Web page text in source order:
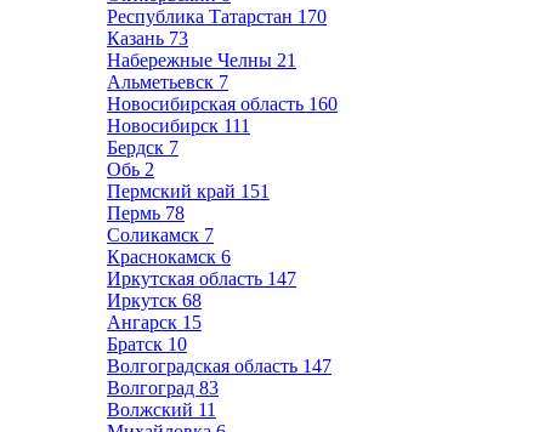
Республика Татарстан 170
Казань 73
Набережные Челны 21
Альметьевск 7
Новосибирская область 160
Новосибирск 111
Бердск 7
Обь 2
Пермский край 151
Пермь 78
Соликамск 7
Краснокамск 6
Иркутская область 147
Иркутск 68
Ангарск 15
Братск 10
Волгоградская область 147
Волгоград 83
Волжский 11